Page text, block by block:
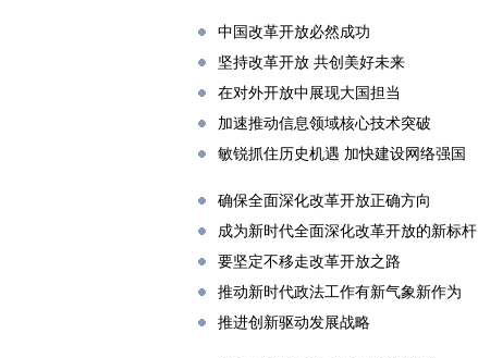
中国改革开放必然成功
坚持改革开放 共创美好未来
在对外开放中展现大国担当
加速推动信息领域核心技术突破
敏锐抓住历史机遇 加快建设网络强国
确保全面深化改革开放正确方向
成为新时代全面深化改革开放的新标杆
要坚定不移走改革开放之路
推动新时代政法工作有新气象新作为
推进创新驱动发展战略